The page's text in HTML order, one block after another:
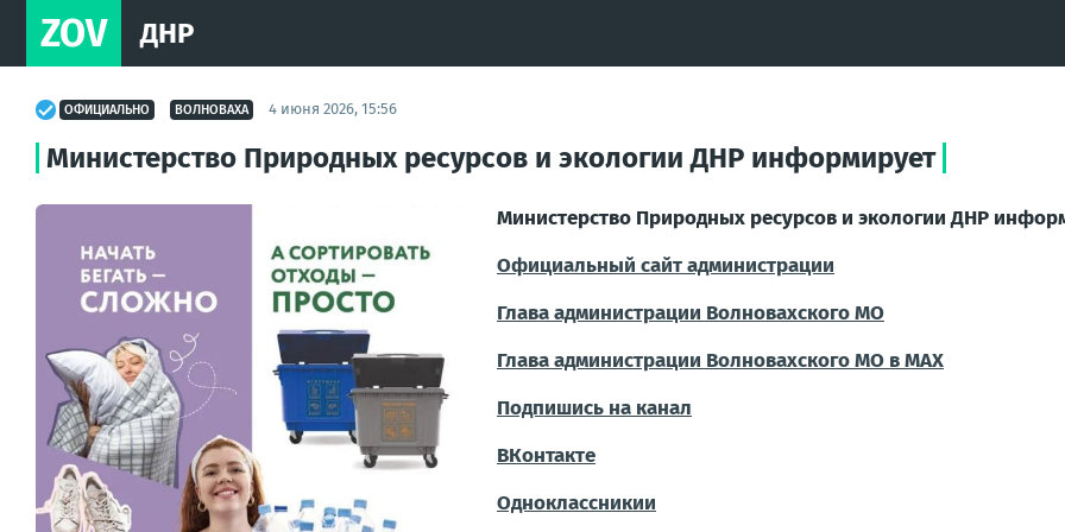
ZOV ДНР
ОФИЦИАЛЬНО ВОЛНОВАХА 4 июня 2026, 15:56
Министерство Природных ресурсов и экологии ДНР информирует
Министерство Природных ресурсов и экологии ДНР
Официальный сайт администрации
Глава администрации Волновахского МО
Глава администрации Волновахского МО в МАХ
Подпишись на канал
ВКонтакте
Одноклассникии